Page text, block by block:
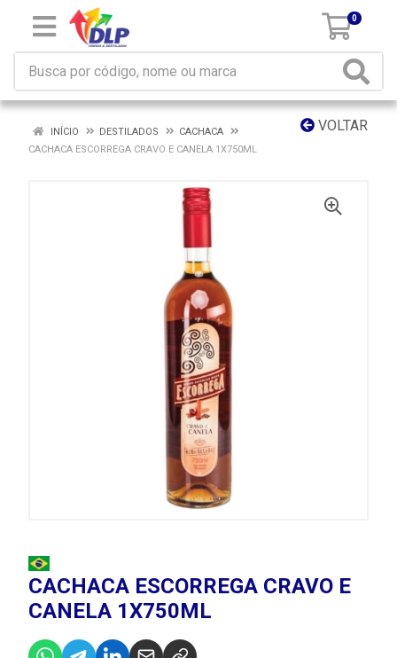
0
VOLTAR
INÍCIO DESTILADOS
CACHACA
CACHACA ESCORREGA CRAVO E CANELA 1X750ML
CACHACA ESCORREGA CRAVO E
CANELA 1X750ML